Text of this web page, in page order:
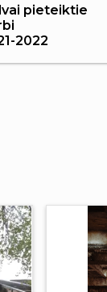
pieteiktie
2022